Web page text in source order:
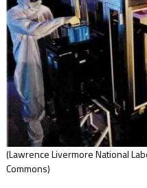
(Lawrence Livermore National
Commons)